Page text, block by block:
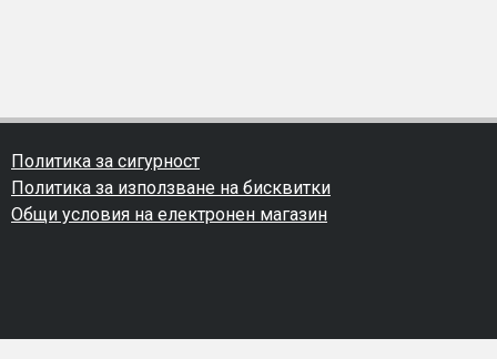
Политика за сигурност
Политика за използване на бисквитки
Общи условия на електронен магазин